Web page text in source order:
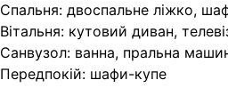
Спальня: двоспальне ліжко,
Вітальня: кутовий диван,
Санвузол: ванна, пральна
Передпокій: шафи-купе